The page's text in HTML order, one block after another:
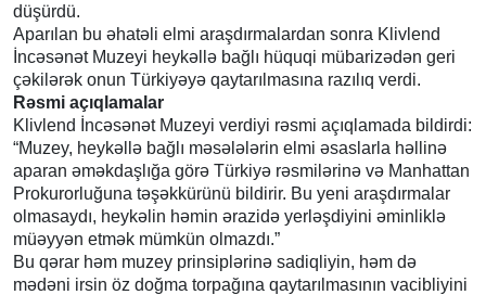
düşürdü.
Aparılan bu əhatəli elmi araşdırmalardan sonra Klivlend
İncəsənət Muzeyi heykəllə bağlı hüquqi mübarizədən geri
çəkilərək onun Türkiyəyə qaytarılmasına razılıq verdi.
Rəsmi açıqlamalar
Klivlend İncəsənət Muzeyi verdiyi rəsmi açıqlamada bildirdi:
“Muzey, heykəllə bağlı məsələlərin elmi əsaslarla həllinə
aparan əməkdaşlığa görə Türkiyə rəsmilərinə və Manhattan
Prokurorluğuna təşəkkürünü bildirir. Bu yeni araşdırmalar
olmasaydı, heykəlin həmin ərazidə yerləşdiyini əminliklə
müəyyən etmək mümkün olmazdı.”
Bu qərar həm muzey prinsiplərinə sadiqliyin, həm də
mədəni irsin öz doğma torpağına qaytarılmasının vacibliyini